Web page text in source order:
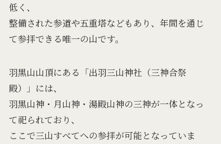
低く、
整備された参道や五重塔などもあり、年間を通じ
て参拝できる唯一の山です。
羽黒山山頂にある「出羽三山神社（三神合祭
殿）」には、
羽黒山神・月山神・湯殿山神の三神が一体となっ
て祀られており、
ここで三山すべてへの参拝が可能となっていま